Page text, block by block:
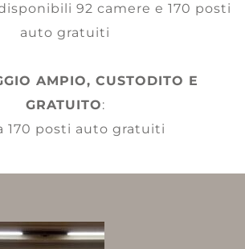
92 camere e 170 posti
auto gratuiti
AMPIO, CUSTODITO E
GRATUITO:
170 posti auto gratuiti